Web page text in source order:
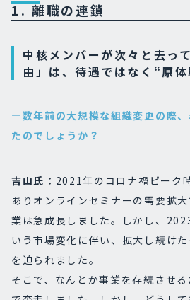
1. 離職の連鎖
中核メンバーが次々と去っ
由」は、待遇ではなく“原
―数年前の大規模な組織変更の際
たのでしょうか？
吉山氏： 2021年のコロナ禍ピーク
ありオンラインセミナーの需要拡
業は急成長しました。しかし、
いう市場変化に伴い、拡大し続け
を迫られました。
そこで、なんとか事業を存続させ